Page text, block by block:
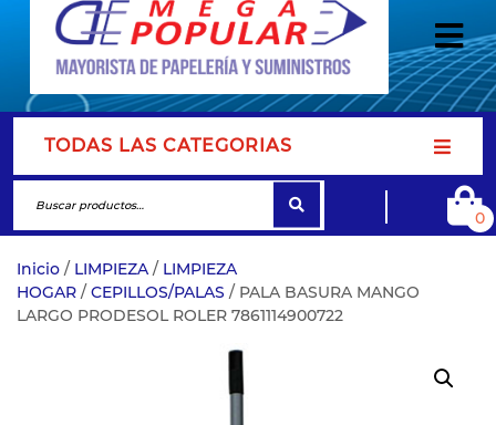
TODAS LAS CATEGORIAS
0
Inicio / LIMPIEZA / LIMPIEZA
HOGAR / CEPILLOS/PALAS / PALA BASURA MANGO
LARGO PRODESOL ROLER 7861114900722